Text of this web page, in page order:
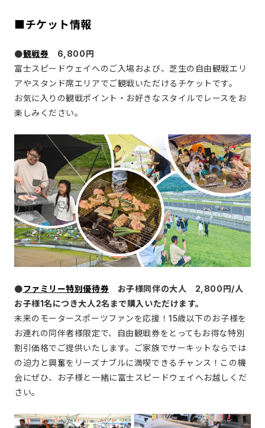
■チケット情報
●観戦券 6,800円
富士スピードウェイへのご入場および、芝生の自由観戦エリ
アやスタンド席エリアでご観戦いただけるチケットです。
お気に入りの観戦ポイント・お好きなスタイルでレースをお
楽しみください。
●ファミリー特別優待券 お子様同伴の大人 2,800円/人
お子様1名につき大人2名まで購入いただけます。
未来のモータースポーツファンを応援！15歳以下のお子様を
お連れの同伴者様限定で、自由観戦券をとってもお得な特別
割引価格でご提供いたします。ご家族でサーキットならでは
の迫力と興奮をリーズナブルに満喫できるチャンス！この機
会にぜひ、お子様と一緒に富士スピードウェイへお越しくだ
さい。